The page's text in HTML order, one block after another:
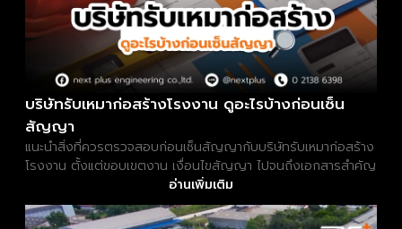
บริษัทรับเหมาก่อสร้างโรงงาน ดูอะไรบ้างก่อนเซ็น
สัญญา
แนะนำสิ่งที่ควรตรวจสอบก่อนเซ็นสัญญากับบริษัทรับเหมาก่อสร้าง
โรงงาน ตั้งแต่ขอบเขตงาน เงื่อนไขสัญญา ไปจนถึงเอกสารสำคัญ
อ่านเพิ่มเติม